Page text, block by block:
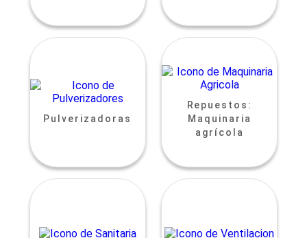
Pulverizadoras
Repuestos:
Maquinaria
agrícola